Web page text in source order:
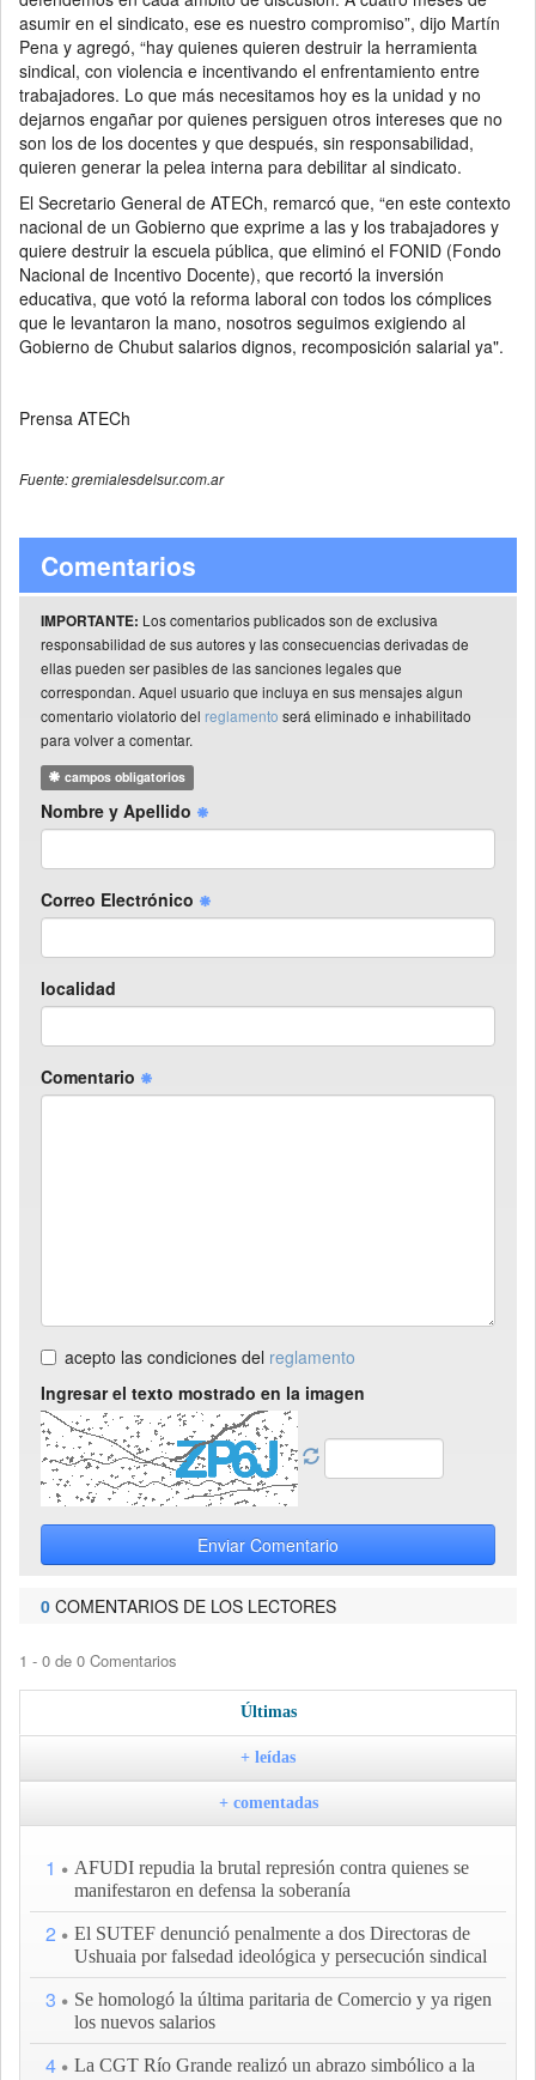
asumir en el sindicato, ese es nuestro compromiso”, dijo Martín
Pena y agregó, “hay quienes quieren destruir la herramienta
sindical, con violencia e incentivando el enfrentamiento entre
trabajadores. Lo que más necesitamos hoy es la unidad y no
dejarnos engañar por quienes persiguen otros intereses que no
son los de los docentes y que después, sin responsabilidad,
quieren generar la pelea interna para debilitar al sindicato.
El Secretario General de ATECh, remarcó que, “en este contexto
nacional de un Gobierno que exprime a las y los trabajadores y
quiere destruir la escuela pública, que eliminó el FONID (Fondo
Nacional de Incentivo Docente), que recortó la inversión
educativa, que votó la reforma laboral con todos los cómplices
que le levantaron la mano, nosotros seguimos exigiendo al
Gobierno de Chubut salarios dignos, recomposición salarial ya".
Prensa ATECh
Fuente: gremialesdelsur.com.ar
Comentarios
IMPORTANTE: Los comentarios publicados son de exclusiva
responsabilidad de sus autores y las consecuencias derivadas de
ellas pueden ser pasibles de las sanciones legales que
correspondan. Aquel usuario que incluya en sus mensajes algun
comentario violatorio del reglamento será eliminado e inhabilitado
para volver a comentar.
campos obligatorios
Nombre y Apellido
Correo Electrónico
localidad
Comentario
acepto las condiciones del reglamento
Ingresar el texto mostrado en la imagen
Enviar Comentario
0 COMENTARIOS DE LOS LECTORES
1 - 0 de 0 Comentarios
Últimas
+ leídas
+ comentadas
1
AFUDI repudia la brutal represión contra quienes se
manifestaron en defensa la soberanía
2
El SUTEF denunció penalmente a dos Directoras de
Ushuaia por falsedad ideológica y persecución sindical
3
Se homologó la última paritaria de Comercio y ya rigen
los nuevos salarios
4
La CGT Río Grande realizó un abrazo simbólico a la